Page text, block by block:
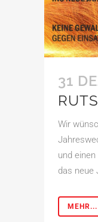
31
Wir
und
das neue
MEHR...